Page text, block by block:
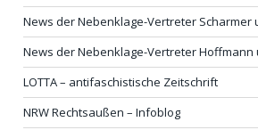
News der Nebenklage-Vertreter Scharmer
News der Nebenklage-Vertreter Hoffmann
LOTTA – antifaschistische Zeitschrift
NRW Rechtsaußen – Infoblog